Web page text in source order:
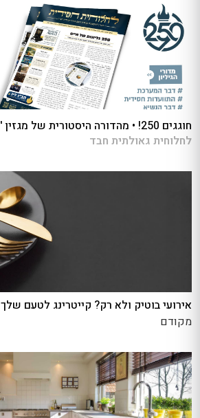
חוגגים 250! • מהדורה היסטורית של מגזין 'לחלוחית חסידית'
לחלוחית גאולתית חבד
אירועי בוטיק ולא רק? קייטרינג לטעם שלך
מקודם